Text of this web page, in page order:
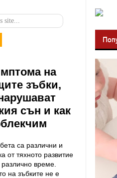
на
зъбки,
сън и как
са различни и
от тяхното развитие
време.
на зъбките не е